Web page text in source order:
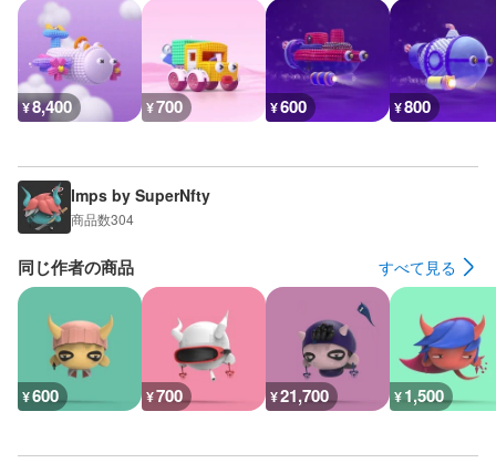
¥8,400 ¥700 ¥600 ¥800
Imps by SuperNfty
商品数304
同じ作者の商品 すべて見る
¥600 ¥700 ¥21,700 ¥1,500